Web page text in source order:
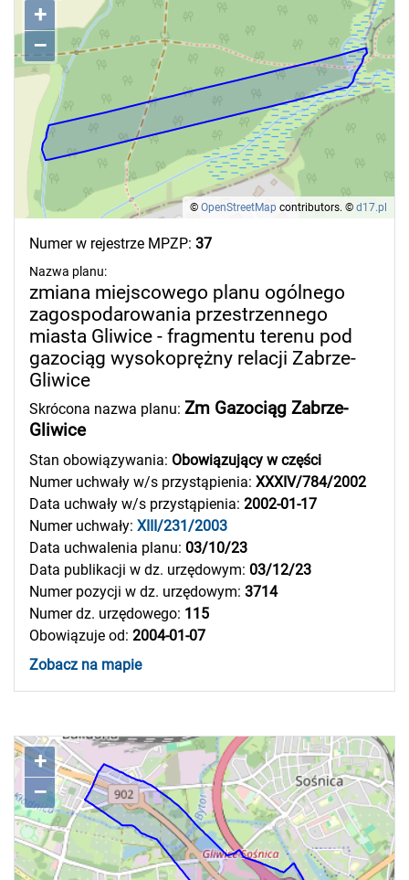
+
–
© OpenStreetMap contributors. © d17.pl
Numer w rejestrze MPZP: 37
Nazwa planu:
zmiana miejscowego planu ogólnego
zagospodarowania przestrzennego
miasta Gliwice - fragmentu terenu pod
gazociąg wysokoprężny relacji Zabrze-
Gliwice
Skrócona nazwa planu: Zm Gazociąg Zabrze-
Gliwice
Stan obowiązywania: Obowiązujący w części
Numer uchwały w/s przystąpienia: XXXIV/784/2002
Data uchwały w/s przystąpienia: 2002-01-17
Numer uchwały: XIII/231/2003
Data uchwalenia planu: 03/10/23
Data publikacji w dz. urzędowym: 03/12/23
Numer pozycji w dz. urzędowym: 3714
Numer dz. urzędowego: 115
Obowiązuje od: 2004-01-07
Zobacz na mapie
+
–